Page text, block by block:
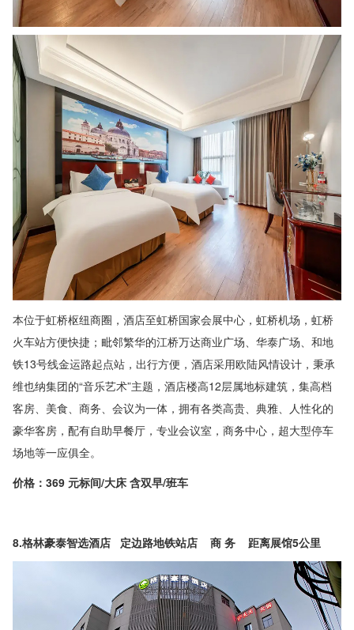
本位于虹桥枢纽商圈，酒店至虹桥国家会展中心，虹桥机场，虹桥
火车站方便快捷；毗邻繁华的江桥万达商业广场、华泰广场、和地
铁13号线金运路起点站，出行方便，酒店采用欧陆风情设计，秉承
维也纳集团的“音乐艺术”主题，酒店楼高12层属地标建筑，集高档
客房、美食、商务、会议为一体，拥有各类高贵、典雅、人性化的
豪华客房，配有自助早餐厅，专业会议室，商务中心，超大型停车
场地等一应俱全。
价格：369 元标间/大床 含双早/班车
8.格林豪泰智选酒店 定边路地铁站店 商 务 距离展馆5公里